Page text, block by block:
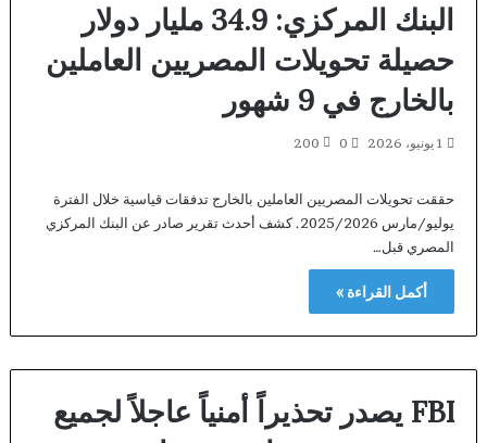
البنك المركزي: 34.9 مليار دولار
حصيلة تحويلات المصريين العاملين
بالخارج في 9 شهور
1 يونيو، 2026 0
200
حققت تحويلات المصريين العاملين بالخارج تدفقات قياسية خلال الفترة
يوليو/مارس 2025/2026. كشف أحدث تقرير صادر عن البنك المركزي
المصري قبل…
أكمل القراءة »
FBI يصدر تحذيراً أمنياً عاجلاً لجميع